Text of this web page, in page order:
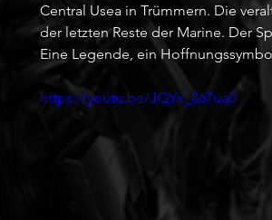
Central Usea in Trümmern. Die
der letzten Reste der Marine. Der
Eine Legende, ein
https://youtu.be/JQYx_867ua0